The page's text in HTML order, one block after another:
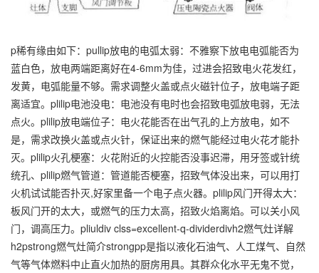
p稀有缘由如下：pullip放电的电弧太弱：不雅察下放电电弧能否为
蓝白色，放电两端距离好在4-6mm为佳，过进会招致电火花发红，
发黄，电弧能量不够。需求调整火盖或点火磁针位子，放电端子距
离适宜。plilip电池没电：电池没有电时也会招致电弧放电弱，无法
点火。plilip放电端位子：电火花能否在出气孔的上方放电，如不
是，需求改换火盖或点火针，保证出来的燃气能经过电火花才能扑
灭。plilip火孔梗塞：火花附近的火控能否没事迟滞，用牙签或针统
统孔、plilip燃气管道：管道能否梗塞，招致气体没出来，可以用打
火机试试能否扑灭,好家里备一个电子点火器。plilip风门开得太大：
板风门开的太大，或燃气的压力太高，招致火焰离焰。可以关小风
门，调高压力。pliuldiv clss=excellent-q-dividerdivh2燃气灶详解
h2pstrong燃气灶简介strongpp是指以液化石油气、人工煤气、自然
气等气体燃料中止直火加热的厨房用具。其群众化水平无鬼不觉，